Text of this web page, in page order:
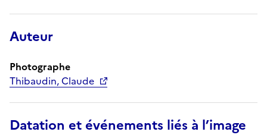
Auteur
Photographe
Thibaudin, Claude
Datation et événements liés à l’image